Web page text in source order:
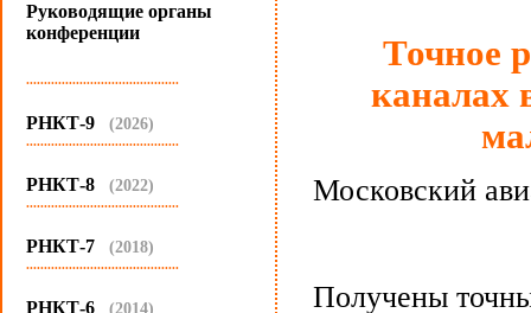
Руководящие органы
конференции
...........................................
РНКТ-9 (2026)
...........................................
РНКТ-8 (2022)
...........................................
РНКТ-7 (2018)
...........................................
РНКТ-6 (2014)
Точное
каналах
Московский
Получены